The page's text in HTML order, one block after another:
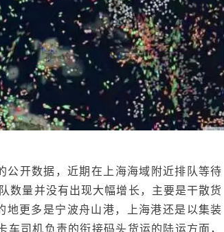
开数据，近期在上海海域附近排队等待
数量并没有出现大幅增长，主要是干散货
更多是宁波舟山港，上海港还是以集装
司机负责的衔接码头货运的陆运方面，